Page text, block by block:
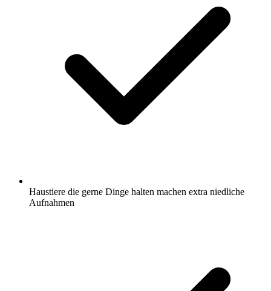
Haustiere die gerne Dinge halten machen extra niedliche
Aufnahmen